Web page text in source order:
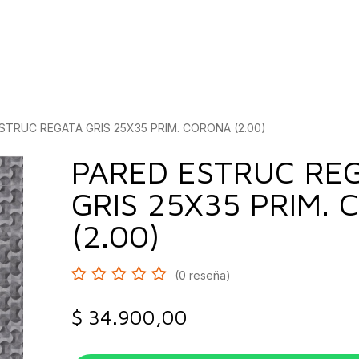
REGATA GRIS 25X35 PRIM. CORONA (2.00)
PARED ESTRUC
GRIS 25X35 PRIM.
(2.00)
(0 reseña)
$ 34.900,00